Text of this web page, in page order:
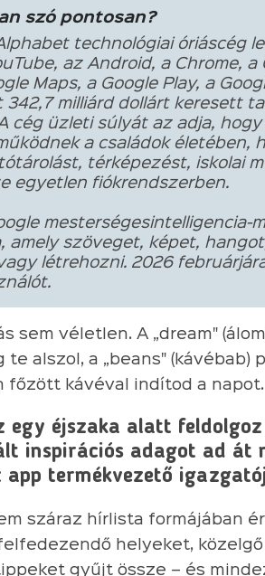
szó pontosan?
technológiai óriáscég
az Android, a Chrome, a
Maps, a Google Play, a
342,7 milliárd dollárt keresett
cég üzleti súlyát az adja,
a családok életében,
térképezést, iskolai
egyetlen fiókrendszerben.
mesterségesintelligencia-
amely szöveget, képet,
létrehozni. 2026
sem véletlen. A „dream"
te alszol, a „beans" (kávébab)
főzött kávéval indítod a napot.
egy éjszaka alatt
inspirációs adagot ad át
app termékvezető
száraz hírlista formájában
helyeket,
gyűjt össze – és